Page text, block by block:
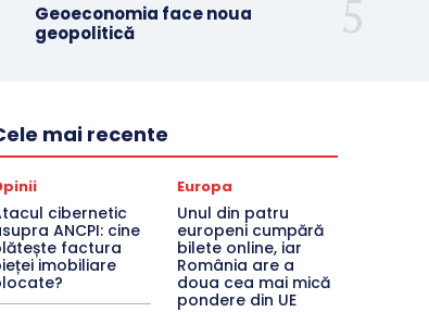
Geoeconomia face noua
geopolitică
mai recente
cibernetic
ANCPI: cine
factura
imobiliare
Europa
Unul din patru
europeni cumpără
bilete online, iar
România are a
doua cea mai mică
pondere din UE